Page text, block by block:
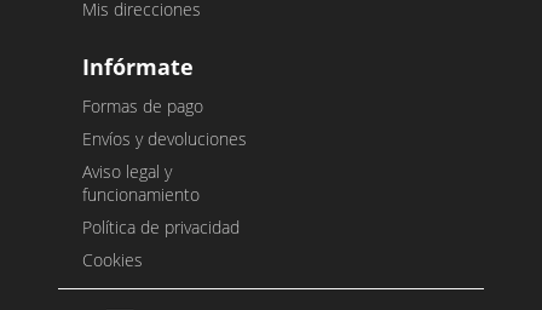
Mis direcciones
Infórmate
Formas de pago
Envíos y devoluciones
Aviso legal y
funcionamiento
Política de privacidad
Cookies